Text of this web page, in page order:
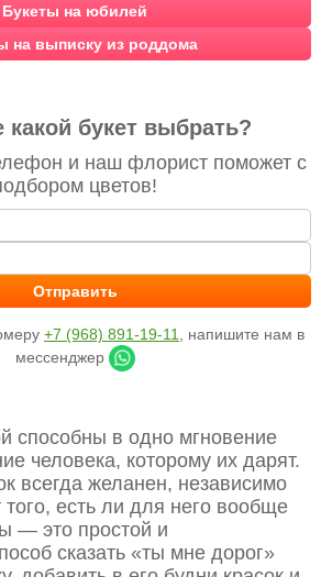
Букеты на юбилей
на выписку из роддома
какой букет выбрать?
и наш флорист поможет с
цветов!
+7 (968) 891-19-11
, напишите нам в
мессенджер
способны в одно мгновение
человека, которому их дарят.
всегда желанен, независимо
того, есть ли для него вообще
— это простой и
сказать «ты мне дорог»